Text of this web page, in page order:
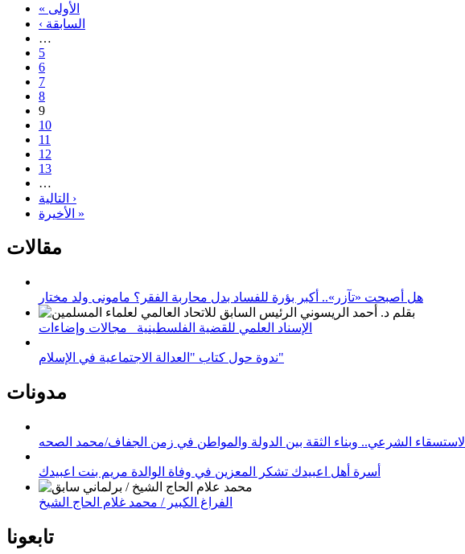
« الأولى
‹ السابقة
…
5
6
7
8
9
10
11
12
13
…
التالية ›
الأخيرة »
مقالات
هل أصبحت «تآزر».. أكبر بؤرة للفساد بدل محاربة الفقر؟ مامونى ولد مختار
الإسناد العلمي للقضية الفلسطينية_ مجالات وإضاءات
ندوة حول كتاب "العدالة الاجتماعية في الإسلام"
مدونات
الاستسقاء الشرعي.. وبناء الثقة بين الدولة والمواطن في زمن الجفاف/محمد الصحه
أسرة أهل اعبيدك تشكر المعزين في وفاة الوالدة مريم بنت اعبيدك
الفراغ الكبير / محمد غلام الحاج الشيخ
تابعونا